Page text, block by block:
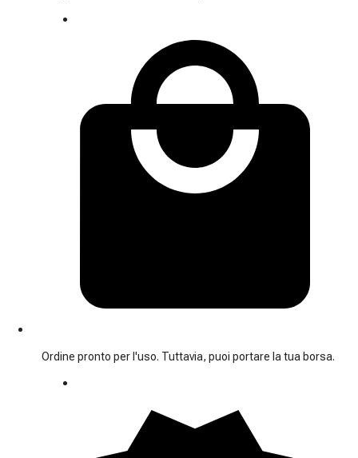
Ordine pronto per l'uso. Tuttavia, puoi portare la tua borsa.